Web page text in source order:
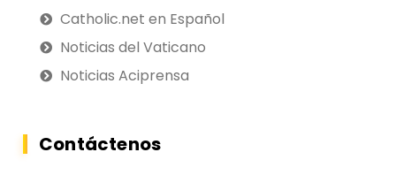
Catholic.net en Español
Noticias del Vaticano
Noticias Aciprensa
Contáctenos